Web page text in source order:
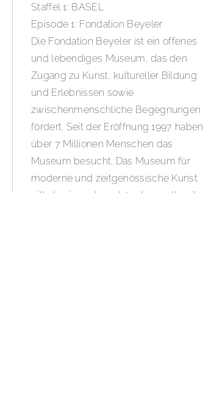
Staffel 1: BASEL
Episode 1: Fondation Beyeler
Die Fondation Beyeler ist ein offenes
und lebendiges Museum, das den
Zugang zu Kunst, kultureller Bildung
und Erlebnissen sowie
zwischenmenschliche Begegnungen
fördert. Seit der Eröffnung 1997 haben
über 7 Millionen Menschen das
Museum besucht. Das Museum für
moderne und zeitgenössische Kunst
gilt als eines der schönsten weltweit.